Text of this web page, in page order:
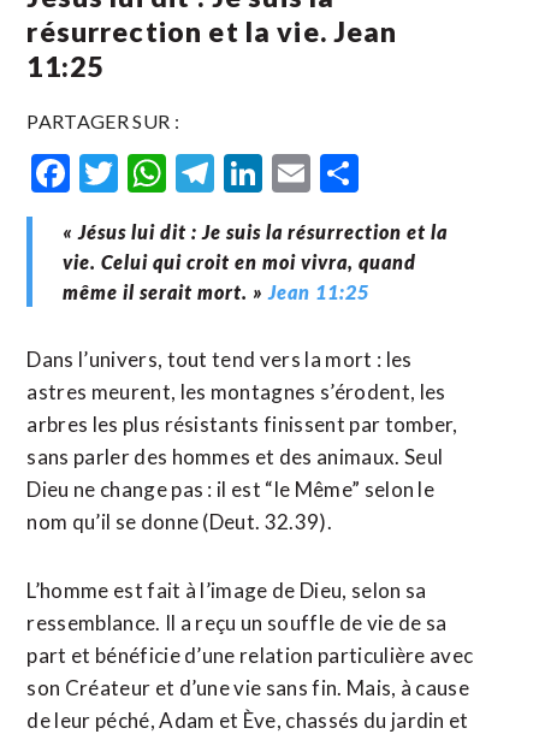
résurrection et la vie. Jean
11:25
PARTAGER SUR :
Facebook
Twitter
WhatsApp
Telegram
LinkedIn
Email
« Jésus lui dit : Je suis la résurrection et la
vie. Celui qui croit en moi vivra, quand
même il serait mort. »Jean 11:25
Dans l’univers, tout tend vers la mort : les
astres meurent, les montagnes s’érodent, les
arbres les plus résistants finissent par tomber,
sans parler des hommes et des animaux. Seul
Dieu ne change pas : il est “le Même” selon le
nom qu’il se donne (Deut. 32.39).
L’homme est fait à l’image de Dieu, selon sa
ressemblance. Il a reçu un souffle de vie de sa
part et bénéficie d’une relation particulière avec
son Créateur et d’une vie sans fin. Mais, à cause
de leur péché, Adam et Ève, chassés du jardin et